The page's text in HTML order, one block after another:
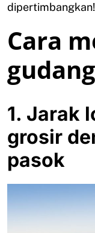
dipertimbangkan!
Cara
1. Jarak
grosir
pasok